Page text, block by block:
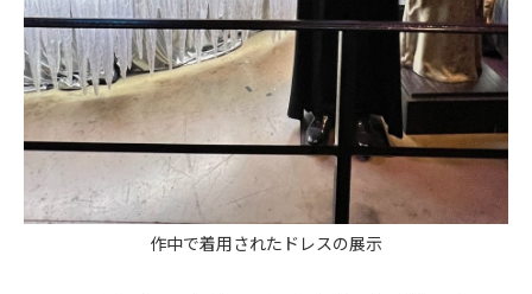
作中で着用されたドレスの展示